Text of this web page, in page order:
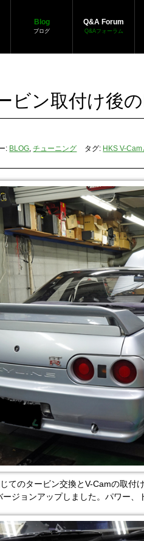
Blog
ブログ
Q&A Forum
Q&Aフォーラム
ビン取付け後
: BLOG,チューニング タグ: HKS V-
てのタービン交換とV-Camの取付
ジョンアップしました。パワー、